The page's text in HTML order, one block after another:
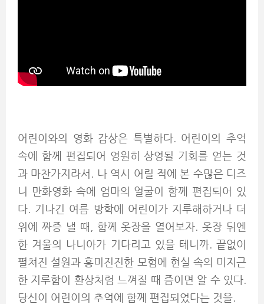
어린이와의 영화 감상은 특별하다. 어린이의 추억
속에 함께 편집되어 영원히 상영될 기회를 얻는 것
과 마찬가지라서. 나 역시 어릴 적에 본 수많은 디즈
니 만화영화 속에 엄마의 얼굴이 함께 편집되어 있
다. 기나긴 여름 방학에 어린이가 지루해하거나 더
위에 짜증 낼 때, 함께 옷장을 열어보자. 옷장 뒤엔
한 겨울의 나니아가 기다리고 있을 테니까. 끝없이
펼쳐진 설원과 흥미진진한 모험에 현실 속의 미지근
한 지루함이 환상처럼 느껴질 때 즘이면 알 수 있다.
당신이 어린이의 추억에 함께 편집되었다는 것을.